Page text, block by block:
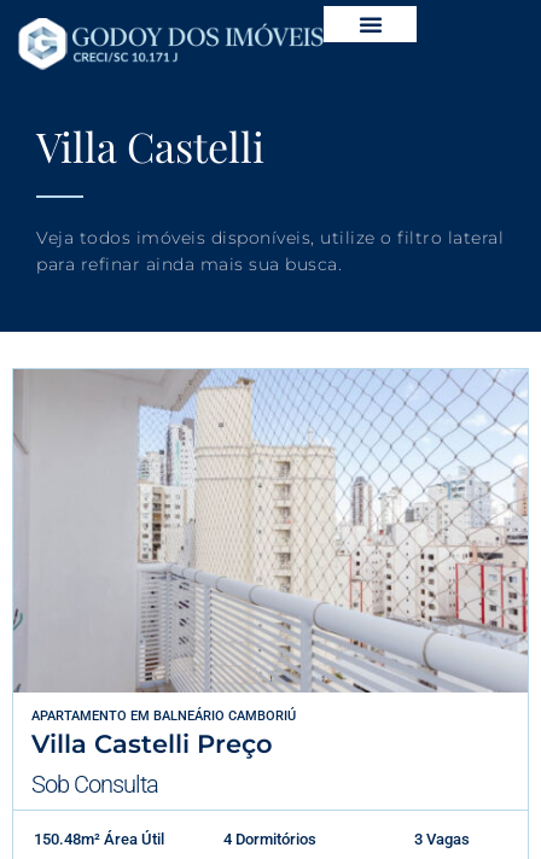
Villa Castelli
Veja todos imóveis disponíveis, utilize o filtro lateral
para refinar ainda mais sua busca.
APARTAMENTO EM BALNEÁRIO CAMBORIÚ
Villa Castelli Preço
Sob Consulta
150.48m² Área Útil 4 Dormitórios 3 Vagas